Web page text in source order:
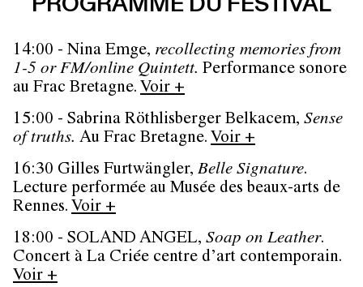
14:00 - Nina Emge, recollecting memories from
1-5 or FM/online Quintett. Performance sonore
au Frac Bretagne. Voir +
15:00 - Sabrina Röthlisberger Belkacem, Sense
of truths. Au Frac Bretagne. Voir +
16:30 Gilles Furtwängler, Belle Signature.
Lecture performée au Musée des beaux-arts de
Rennes. Voir +
18:00 - SOLAND ANGEL, Soap on Leather.
Concert à La Criée centre d’art contemporain.
Voir +